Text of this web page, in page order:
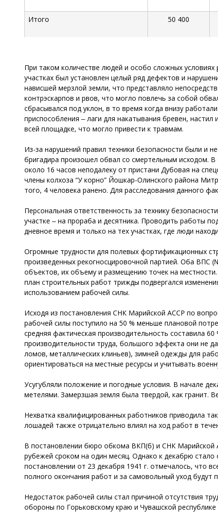
Итого 50 400
При таком количестве людей и особо сложных
участках был установлен целый ряд дефектов и
нависшей мерзлой земли, что представляло
контрэскарпов и рвов, что могло повлечь за собой
сбрасывался под уклон, в то время когда внизу
приспособления ‒ лаги для накатывания бревен,
всей площадке, что могло привести к травмам.
Из-за нарушений правил техники безопасности были и
бригадира произошел обвал со смертельным исходом.
около 16 часов неподалеку от пристани Дубовая на
члены колхоза “У корно” Йошкар-Олинского района
того, 4 человека ранено. Для расследования данного
Персональная ответственность за технику
участке ‒ на прораба и десятника. Проводить работы
дневное время и только на тех участках, где люди
Огромные трудности для полевых фортификационных
произведенных рекогносцировочной партией. Оба ВПС
объектов, их объему и размещению точек на
план строительных работ трижды подвергался
использованием рабочей силы.
Исходя из постановления СНК Марийской АССР по
рабочей силы поступило на 50 % меньше плановой
средняя фактическая производительность составила
производительности труда, большого эффекта они не
ломов, металлических клиньев), зимней одежды для
ориентироваться на местные ресурсы и учитывать
Усугубляли положение и погодные условия. В начале
метелями. Замерзшая земля была твердой, как гранит.
Нехватка квалифицированных работников приводила
лошадей также отрицательно влиял на ход работ в
В постановлении бюро обкома ВКП(б) и СНК Марийской
рубежей сроком на один месяц. Однако к декабрю
постановлении от 23 декабря 1941 г. отмечалось, что
полного окончания работ и за самовольный уход будут
Недостаток рабочей силы стал причиной отсутствия
обороны по Горьковскому краю и Чувашской